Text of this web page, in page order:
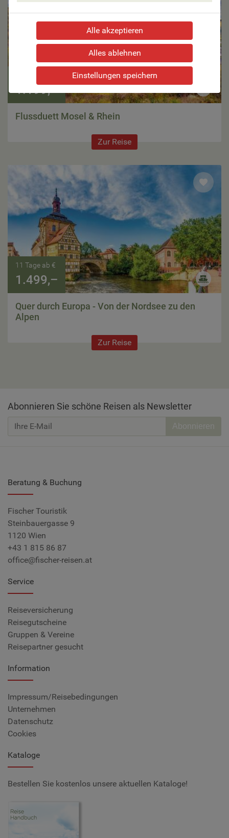
1.199,–
Flussduett Mosel & Rhein
Zur Reise
11 Tage ab €
1.499,–
Quer durch Europa - Von der Nordsee zu den
Alpen
Zur Reise
Abonnieren Sie schöne Reisen als Newsletter
Abonnieren
Beratung & Buchung
Fischer Touristik
Steinbauergasse 9
1120 Wien
+43 1 815 86 87
office@fischer-reisen.at
Service
Reiseversicherung
Reisegutscheine
Gruppen & Vereine
Reisepartner gesucht
Information
Impressum/Reisebedingungen
Unternehmen
Datenschutz
Cookies
Kataloge
Bestellen Sie kostenlos unsere aktuellen Kataloge!
Alle akzeptieren
Alles ablehnen
Einstellungen speichern